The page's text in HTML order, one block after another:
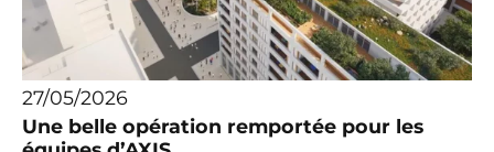
27/05/2026
Une belle opération remportée pour les